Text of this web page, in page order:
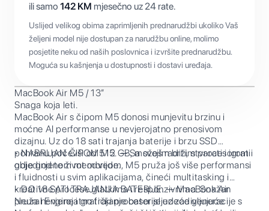
ili samo 142 KM mjesečno uz 24 rate.
Uslijed velikog obima zaprimljenih prednarudžbi ukoliko Vaš
željeni model nije dostupan za narudžbu online, molimo
posjetite neku od naših poslovnica i izvršite prednarudžbu.
Moguća su kašnjenja u dostupnosti i dostavi uređaja.
MacBook Air M5 / 13”
Snaga koja leti.
MacBook Air s čipom M5 donosi munjevitu brzinu i
moćne AI performanse u nevjerojatno prenosivom
dizajnu. Uz do 18 sati trajanja baterije i brzu SSD
pohranu počevši od 512 GB, možeš raditi, stvarati i igrati
gdje god te život odvede.
• NABRIJAN ČIPOM M5. — Sa svojim bržim procesorom i
objedinjenom memorijom, M5 pruža još više performansi
i fluidnosti u svim aplikacijama, čineći multitasking i
kreativne procese glatkima i responzivnima. Snažan
Neural Engine i grafički procesor sljedeće generacije s
• DO 18 SATI TRAJANJA BATERIJE. — MacBook Air
pruža nevjerojatno trajanje baterije uz zadivljujuće